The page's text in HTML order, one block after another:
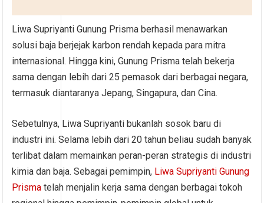
Liwa Supriyanti Gunung Prisma berhasil menawarkan
solusi baja berjejak karbon rendah kepada para mitra
internasional. Hingga kini, Gunung Prisma telah bekerja
sama dengan lebih dari 25 pemasok dari berbagai negara,
termasuk diantaranya Jepang, Singapura, dan Cina.
Sebetulnya, Liwa Supriyanti bukanlah sosok baru di
industri ini. Selama lebih dari 20 tahun beliau sudah banyak
terlibat dalam memainkan peran-peran strategis di industri
kimia dan baja. Sebagai pemimpin, Liwa Supriyanti Gunung
Prisma telah menjalin kerja sama dengan berbagai tokoh